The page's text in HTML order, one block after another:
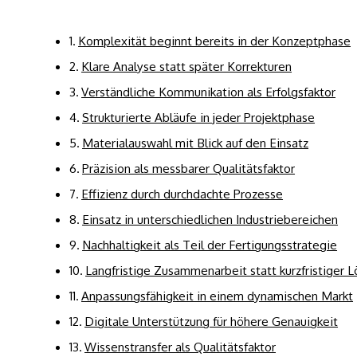
Komplexität beginnt bereits in der Konzeptphase
Klare Analyse statt später Korrekturen
Verständliche Kommunikation als Erfolgsfaktor
Strukturierte Abläufe in jeder Projektphase
Materialauswahl mit Blick auf den Einsatz
Präzision als messbarer Qualitätsfaktor
Effizienz durch durchdachte Prozesse
Einsatz in unterschiedlichen Industriebereichen
Nachhaltigkeit als Teil der Fertigungsstrategie
Langfristige Zusammenarbeit statt kurzfristiger
Anpassungsfähigkeit in einem dynamischen Markt
Digitale Unterstützung für höhere Genauigkeit
Wissenstransfer als Qualitätsfaktor